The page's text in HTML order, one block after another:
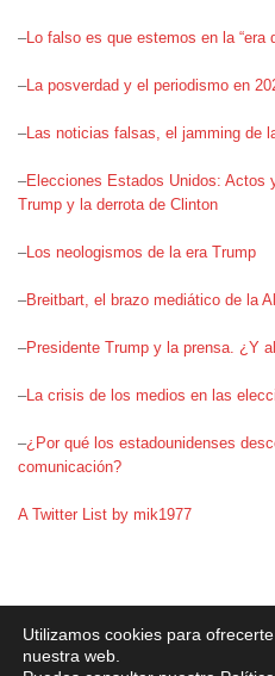
–Lo falso es que estemos en la “era
–La posverdad y el periodismo en
–Las noticias falsas, el jamming de
–Elecciones Estados Unidos: Actos
Trump y la derrota de Clinton
–Los neologismos de la era Trump
–Breitbart, el brazo mediático de la
–Presidente Trump y la prensa. ¿Y
–La crisis de los medios en las
–¿Por qué los estadounidenses
comunicación?
A Twitter List by mik1977
Aviso legal·Política de
Utilizamos cookies para
nuestra web.